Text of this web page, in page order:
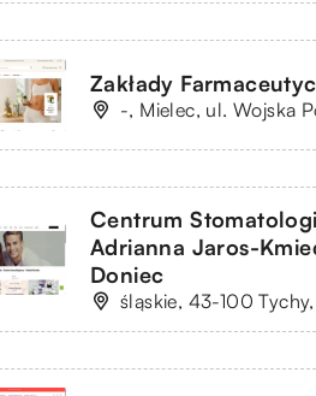
Zakłady
-, Mielec, ul. Wojska
Centrum
Adrianna Jaros-
Doniec
śląskie, 43-100